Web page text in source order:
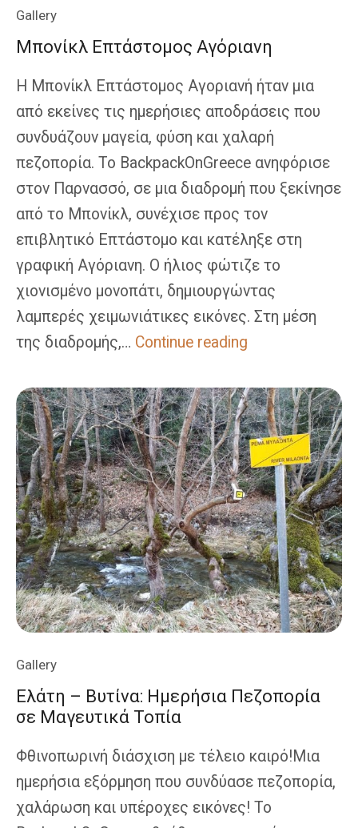
Gallery
Μπονίκλ Επτάστομος Αγόριανη
Η Μπονίκλ Επτάστομος Αγοριανή ήταν μια
από εκείνες τις ημερήσιες αποδράσεις που
συνδυάζουν μαγεία, φύση και χαλαρή
πεζοπορία. Το BackpackOnGreece ανηφόρισε
στον Παρνασσό, σε μια διαδρομή που ξεκίνησε
από το Μπονίκλ, συνέχισε προς τον
επιβλητικό Επτάστομο και κατέληξε στη
γραφική Αγόριανη. Ο ήλιος φώτιζε το
χιονισμένο μονοπάτι, δημιουργώντας
λαμπερές χειμωνιάτικες εικόνες. Στη μέση
της διαδρομής,… Continue reading
Αγόριανη
Gallery
Ελάτη – Βυτίνα: Ημερήσια Πεζοπορία
σε Μαγευτικά Τοπία
Φθινοπωρινή διάσχιση με τέλειο καιρό!Μια
ημερήσια εξόρμηση που συνδύασε πεζοπορία,
χαλάρωση και υπέροχες εικόνες! Το